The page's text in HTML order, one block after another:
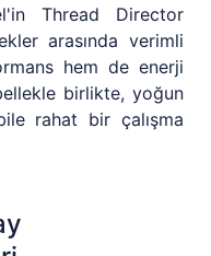
Thread Director
arasında verimli
hem de enerji
birlikte, yoğun
rahat bir çalışma